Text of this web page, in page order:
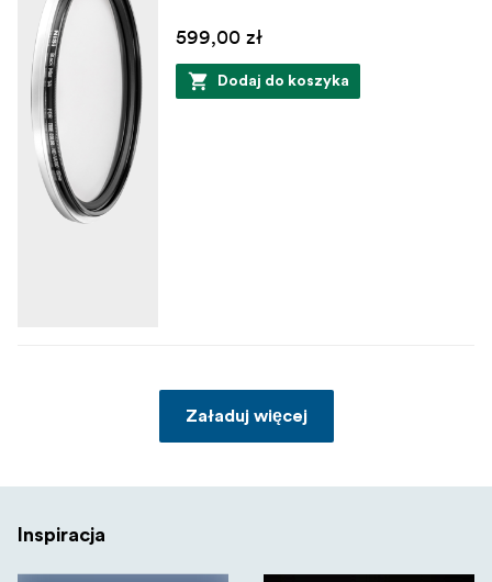
599,00 zł
Dodaj do koszyka
Załaduj więcej
Inspiracja